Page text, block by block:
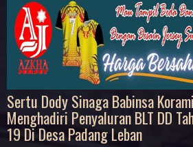
Sertu Dody Sinaga Babinsa
Menghadiri Penyaluran BLT DD
19 Di Desa Padang Leban